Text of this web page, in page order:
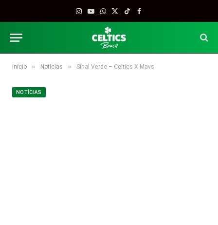
Instagram
YouTube
WhatsApp
X
TikTokFacebook
Início » Notícias » Sinal Verde – Celtics X Mavs
NOTÍCIAS